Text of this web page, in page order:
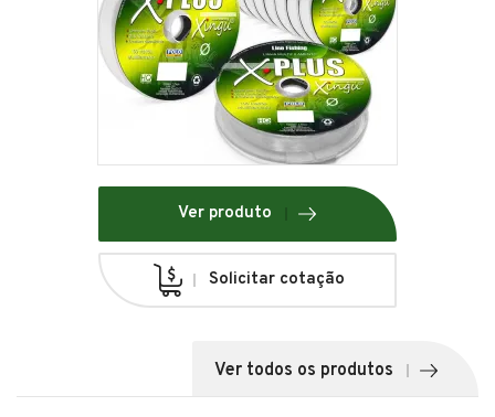
Ver produto
Solicitar cotação
Ver todos os produtos